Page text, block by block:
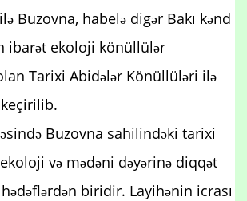
Buzovna, habelə digər Bakı kənd
ibarət ekoloji könüllülər
Tarixi Abidələr Könüllüləri ilə
Buzovna sahilindəki tarixi
və mədəni dəyərinə diqqət
biridir. Layihənin icrası